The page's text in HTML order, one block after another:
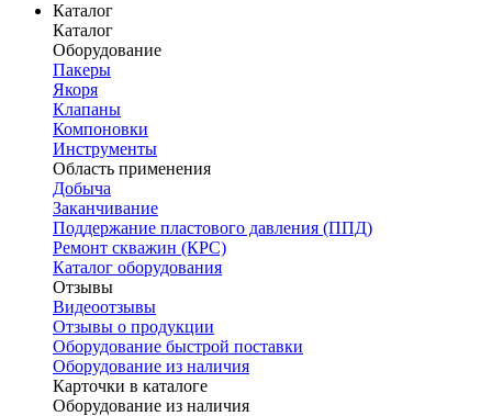
Каталог
Каталог
Оборудование
Пакеры
Якоря
Клапаны
Компоновки
Инструменты
Область применения
Добыча
Заканчивание
Поддержание пластового давления (ППД)
Ремонт скважин (КРС)
Каталог оборудования
Отзывы
Видеоотзывы
Отзывы о продукции
Оборудование быстрой поставки
Оборудование из наличия
Карточки в каталоге
Оборудование из наличия